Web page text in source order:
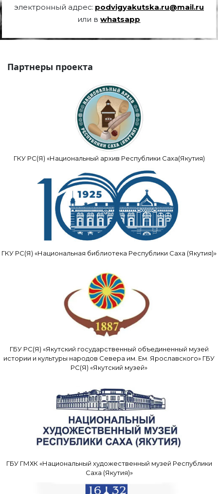
электронный адрес: podvigyakutska.ru@mail.ru
или вwhatsapp
Партнеры проекта
ГКУ РС(Я) «Национальный архив Республики Саха(Якутия)
ГКУ РС(Я) «Национальная библиотека Республики Саха (Якутия)»
ГБУ РС(Я) «Якутский государственный объединенный музей
истории и культуры народов Севера им. Ем. Ярославского» ГБУ
РС(Я) «Якутский музей»
ГБУ ГМХК «Национальный художественный музей Республики
Саха (Якутия)»